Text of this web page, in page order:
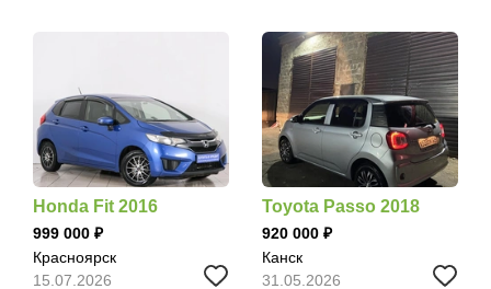
Honda Fit 2016
999 000
Красноярск
15.07.2026
Toyota Passo 2018
920 000
Канск
31.05.2026